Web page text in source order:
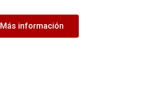
Más información